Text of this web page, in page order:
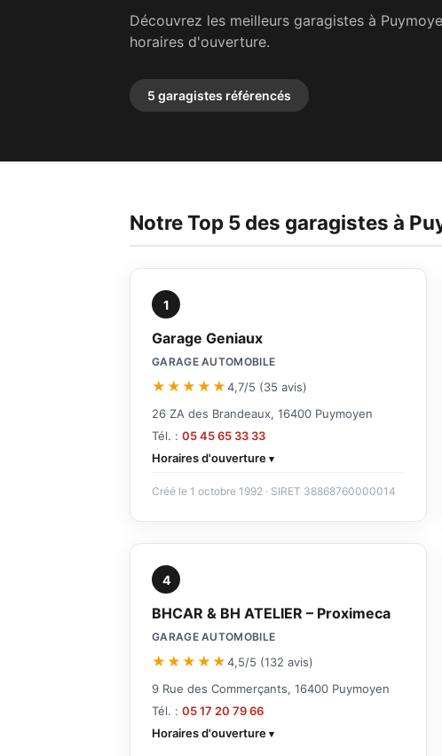
Découvrez les meilleurs garagistes à
horaires d'ouverture.
5 garagistes référencés
Notre Top 5 des garagistes à
1
Garage Geniaux
GARAGE AUTOMOBILE
★★★★★4,7/5 (35 avis)
26 ZA des Brandeaux, 16400 Puymoyen
Tél. : 05 45 65 33 33
Horaires d'ouverture
Créé le 1 octobre 1992 · SIRET 38868760000014
4
BHCAR & BH ATELIER – Proximeca
GARAGE AUTOMOBILE
★★★★★4,5/5 (132 avis)
9 Rue des Commerçants, 16400 Puymoyen
Tél. : 05 17 20 79 66
Horaires d'ouverture